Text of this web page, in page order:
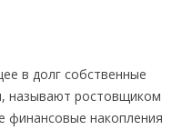
в долг собственные
называют ростовщиком
финансовые накопления